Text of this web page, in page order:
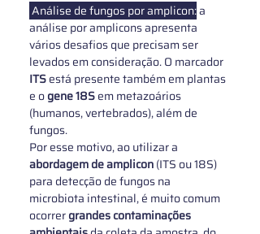
Análise de fungos por amplicon:a
análise por amplicons apresenta
vários desafios que precisam ser
levados em consideração. O marcador
ITS está presente também em plantas
e o gene 18S em metazoários
(humanos, vertebrados), além de
fungos.
Por esse motivo, ao utilizar a
abordagem de amplicon (ITS ou 18S)
para detecção de fungos na
microbiota intestinal, é muito comum
ocorrer grandes contaminações